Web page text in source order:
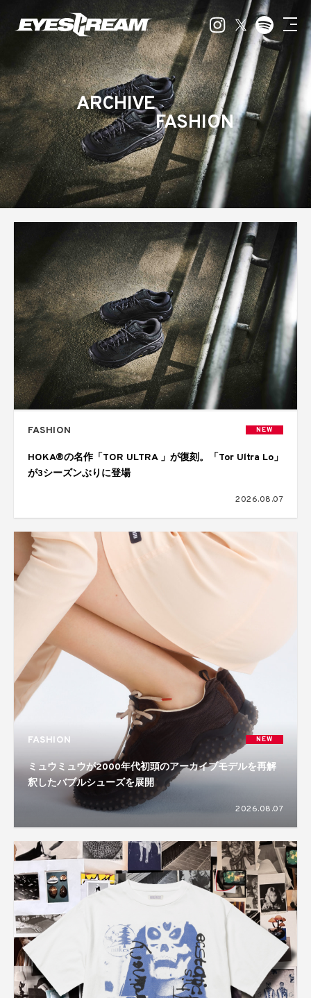
ARCHIVE
FASHION
FASHION NEW
HOKA®の名作「TOR ULTRA 」が復刻。「Tor Ultra Lo」
が3シーズンぶりに登場
2026.08.07
FASHION NEW
ミュウミュウが2000年代初頭のアーカイブモデルを再解
釈したバブルシューズを展開
2026.08.07